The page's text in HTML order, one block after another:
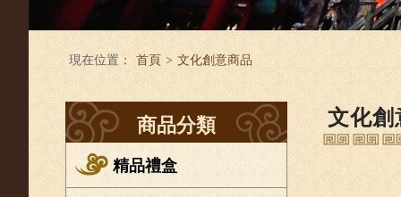
現在位置： 首頁 > 文化創意商品
商品分類
精品禮盒
文化創